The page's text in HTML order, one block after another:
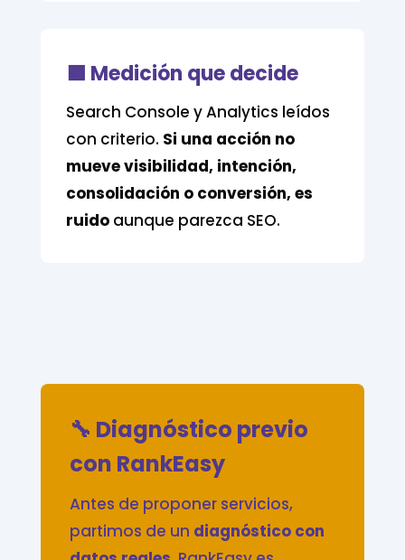
🟪 Medición que decide
Search Console y Analytics leídos
con criterio. Si una acción no
mueve visibilidad, intención,
consolidación o conversión, es
ruidoaunque parezca SEO.
🔧 Diagnóstico previo
con RankEasy
Antes de proponer servicios,
partimos de un diagnóstico con